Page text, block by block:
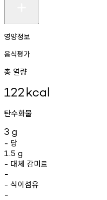
영양정보
음식평가
총 열량
122kcal
탄수화물
3 g
- 당
1.5 g
- 대체 감미료
-
- 식이섬유
-